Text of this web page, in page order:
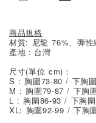
商品規格
材質: 尼龍 76%、彈性
產地：台灣
尺寸(單位 cm)：
S : 胸圍73-80 / 下胸
M : 胸圍79-87 / 下胸
L : 胸圍86-93 / 下胸
XL: 胸圍92-99 / 下胸